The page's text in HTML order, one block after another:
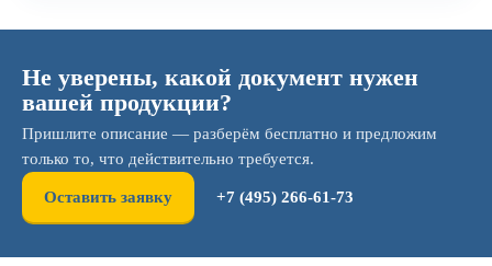
Не уверены, какой документ нужен
вашей продукции?
Пришлите описание — разберём бесплатно и предложим
только то, что действительно требуется.
Оставить заявку +7 (495) 266-61-73